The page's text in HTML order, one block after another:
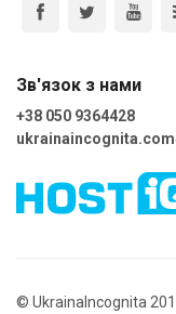
Зв'язок з нами
+38 050 9364428
© UkrainaIncognita